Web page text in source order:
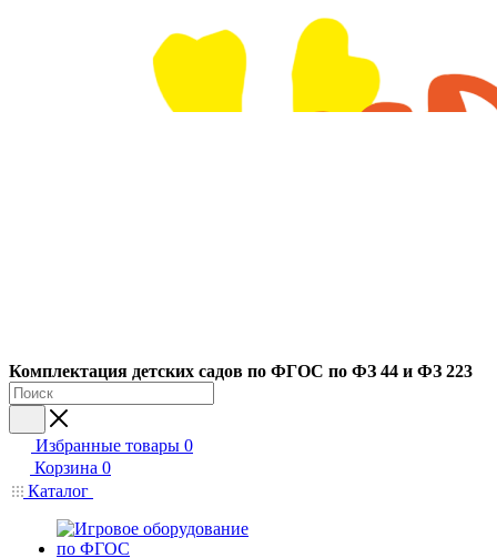
Комплектация детских садов по ФГОC по ФЗ 44 и ФЗ 223
Избранные товары 0
Корзина 0
Каталог